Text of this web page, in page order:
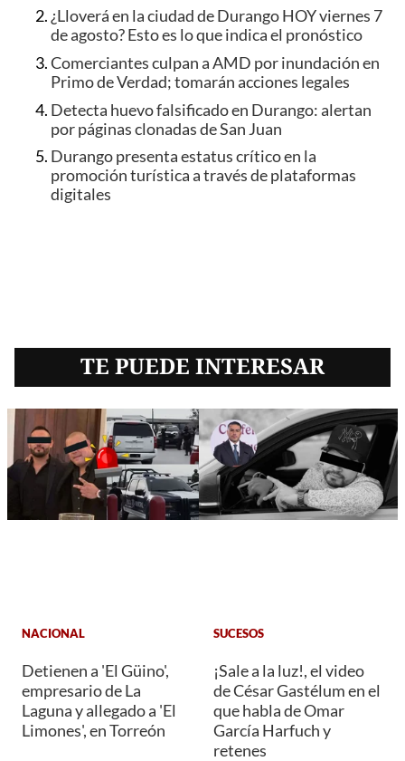
¿Lloverá en la ciudad de Durango HOY viernes 7
de agosto? Esto es lo que indica el pronóstico
Comerciantes culpan a AMD por inundación en
Primo de Verdad; tomarán acciones legales
Detecta huevo falsificado en Durango: alertan
por páginas clonadas de San Juan
Durango presenta estatus crítico en la
promoción turística a través de plataformas
digitales
TE PUEDE INTERESAR
NACIONAL
Detienen a 'El Güino',
empresario de La
Laguna y allegado a 'El
Limones', en Torreón
SUCESOS
¡Sale a la luz!, el video
de César Gastélum en el
que habla de Omar
García Harfuch y
retenes